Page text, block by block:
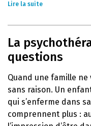
Lire la suite
La
questions
Quand une famille
sans raison. Un
qui s’enferme dans
comprennent plus :